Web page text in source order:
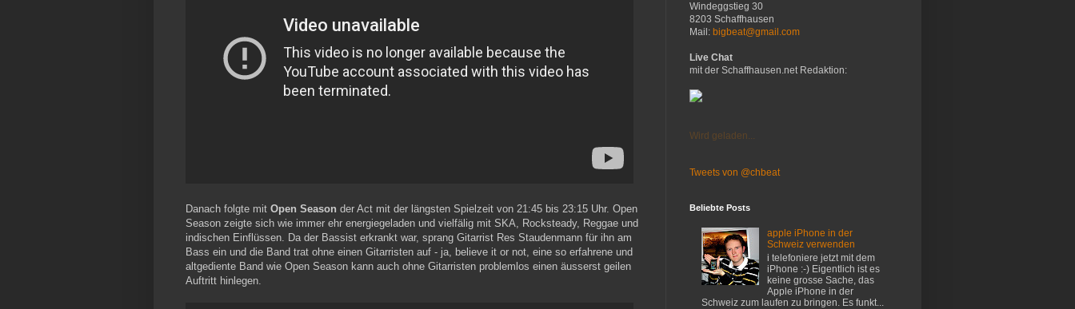
Danach folgte mit Open Season der Act mit der längsten Spielzeit von 21:45 bis 23:15 Uhr. Open
Season zeigte sich wie immer ehr energiegeladen und vielfälig mit SKA, Rocksteady, Reggae und
indischen Einflüssen. Da der Bassist erkrankt war, sprang Gitarrist Res Staudenmann für ihn am
Bass ein und die Band trat ohne einen Gitarristen auf - ja, believe it or not, eine so erfahrene und
altgediente Band wie Open Season kann auch ohne Gitarristen problemlos einen äusserst geilen
Auftritt hinlegen.
Windeggstieg 30
8203 Schaffhausen
Mail: bigbeat@gmail.com
Live Chat
mit der Schaffhausen.net Redaktion:
Wird geladen...
Tweets von @chbeat
Beliebte Posts
apple iPhone in der
Schweiz verwenden
i telefoniere jetzt mit dem
iPhone :-) Eigentlich ist es
keine grosse Sache, das
Apple iPhone in der
Schweiz zum laufen zu bringen. Es funkt...